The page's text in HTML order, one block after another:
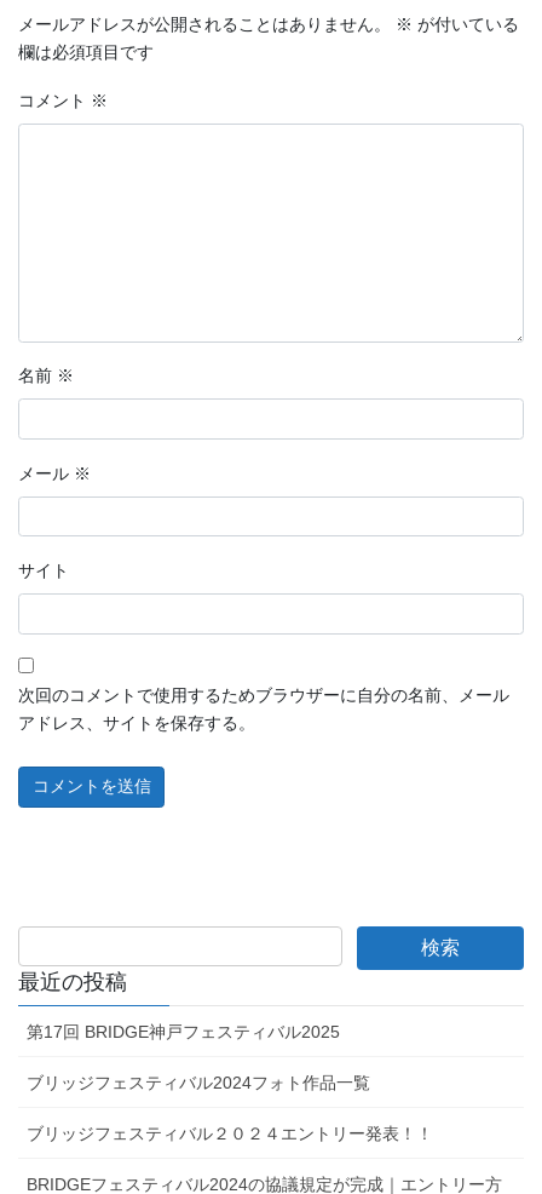
メールアドレスが公開されることはありません。 ※ が付いている
欄は必須項目です
コメント ※
名前 ※
メール ※
サイト
次回のコメントで使用するためブラウザーに自分の名前、メール
アドレス、サイトを保存する。
最近の投稿
第17回 BRIDGE神戸フェスティバル2025
ブリッジフェスティバル2024フォト作品一覧
ブリッジフェスティバル２０２４エントリー発表！！
BRIDGEフェスティバル2024の協議規定が完成｜エントリー方